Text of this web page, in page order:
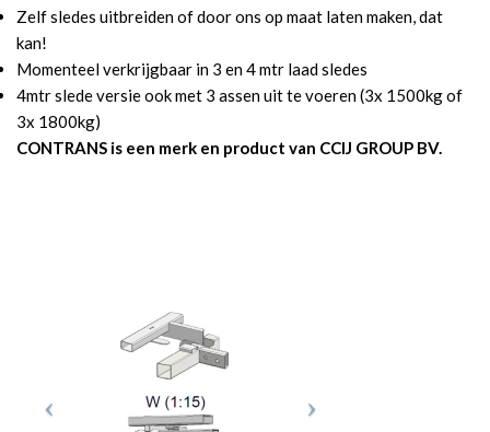
Zelf sledes uitbreiden of door ons op maat laten maken, dat
kan!
Momenteel verkrijgbaar in 3 en 4 mtr laad sledes
4mtr slede versie ook met 3 assen uit te voeren (3x 1500kg of
3x 1800kg)
CONTRANS is een merk en product van CCIJ GROUP BV.